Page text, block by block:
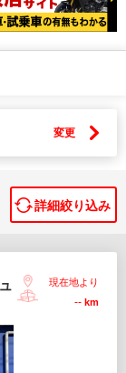
変更
詳細絞り込み
現在地より
-- km